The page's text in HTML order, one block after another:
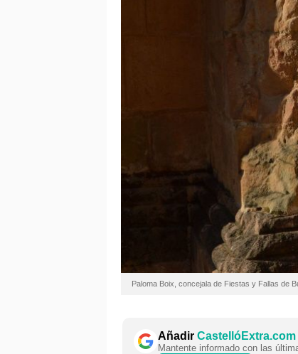
Paloma Boix, concejala de Fiestas y Fallas de
Añadir CastellóExtra.com
Mantente informado con las